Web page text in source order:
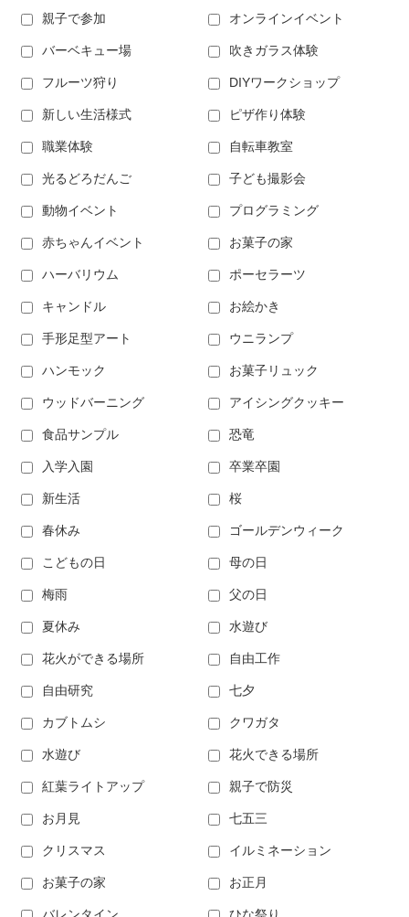
親子で参加 オンラインイベント
バーベキュー場 吹きガラス体験
フルーツ狩り DIYワークショップ
新しい生活様式 ピザ作り体験
職業体験 自転車教室
光るどろだんご 子ども撮影会
動物イベント プログラミング
赤ちゃんイベント お菓子の家
ハーバリウム ポーセラーツ
キャンドル お絵かき
手形足型アート ウニランプ
ハンモック お菓子リュック
ウッドバーニング アイシングクッキー
食品サンプル 恐竜
入学入園 卒業卒園
新生活 桜
春休み ゴールデンウィーク
こどもの日 母の日
梅雨 父の日
夏休み 水遊び
花火ができる場所 自由工作
自由研究 七夕
カブトムシ クワガタ
水遊び 花火できる場所
紅葉ライトアップ 親子で防災
お月見 七五三
クリスマス イルミネーション
お菓子の家 お正月